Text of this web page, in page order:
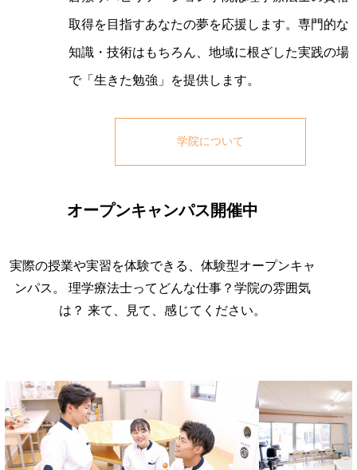
取得を目指すあなたの夢を応援します。専門的な
知識・技術はもちろん、地域に根ざした実践の場
で「生きた勉強」を提供します。
学院について
オープンキャンパス開催中
実際の授業や実習を体験できる、体験型オープンキャ
ンパス。
理学療法士ってどんな仕事？学院の雰囲気
は？ 来て、見て、感じてください。